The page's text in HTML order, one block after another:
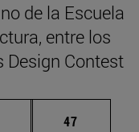
de la Escuela
entre los
Design Contest
Páginas intermedias
Página
47